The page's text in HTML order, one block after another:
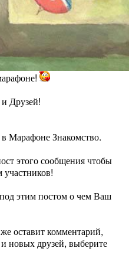
и Друзей!
Марафоне Знакомство.
этого сообщения чтобы
этим постом о чем Ваш
оставит комментарий,
новых друзей, выберите